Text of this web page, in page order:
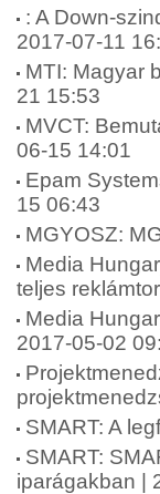
: A Down-
2017-07-11
MTI: Magyar
21 15:53
MVCT:
06-15 14:01
Epam
15 06:43
MGYOSZ:
Media
teljes
Media
2017-05-02
SMART: A
SMART:
iparágakban |